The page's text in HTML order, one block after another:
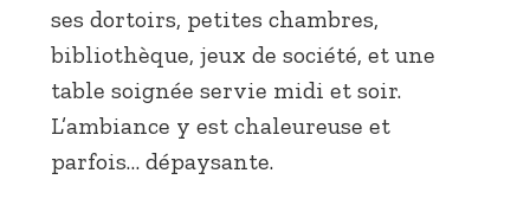
ses dortoirs, petites chambres,
bibliothèque, jeux de société, et une
table soignée servie midi et soir.
L’ambiance y est chaleureuse et
parfois… dépaysante.